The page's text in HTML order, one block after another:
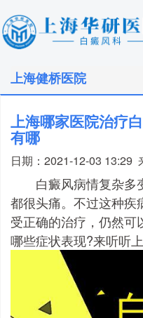
上海健桥医院
上海哪家医院治疗
有哪
日期：2021-12-03 13:29
白癜风病情复杂多
都很头痛。不过这种疾
受正确的治疗，仍然
哪些症状表现?来听听